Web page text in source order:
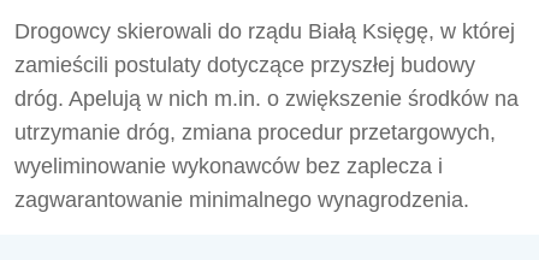
Drogowcy skierowali do rządu Białą Księgę, w której
zamieścili postulaty dotyczące przyszłej budowy
dróg. Apelują w nich m.in. o zwiększenie środków na
utrzymanie dróg, zmiana procedur przetargowych,
wyeliminowanie wykonawców bez zaplecza i
zagwarantowanie minimalnego wynagrodzenia.